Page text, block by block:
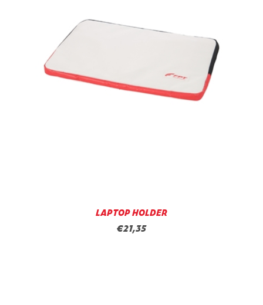
LAPTOP HOLDER
€21,35